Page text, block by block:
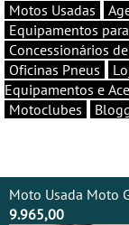
Motos Usadas
Equipamentos
Concessionários
Oficinas Pneus
Equipamentos e
Motoclubes
Moto Usada Moto
9.965,00